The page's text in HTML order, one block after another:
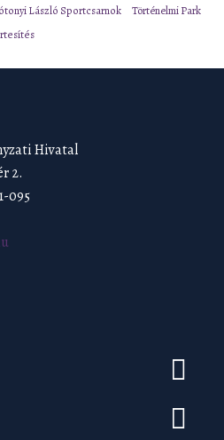
László Sportcsarnok
Történelmi Park
Hivatal
2.
095